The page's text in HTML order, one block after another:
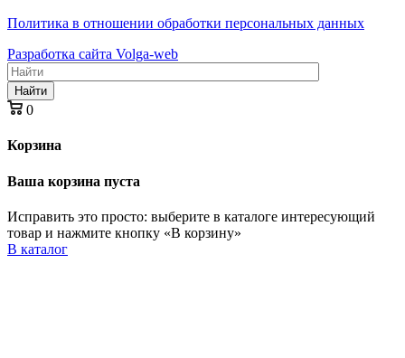
Политика в отношении обработки персональных данных
Разработка сайта Volga-web
Найти
0
Корзина
Ваша корзина пуста
Исправить это просто: выберите в каталоге интересующий
товар и нажмите кнопку «В корзину»
В каталог